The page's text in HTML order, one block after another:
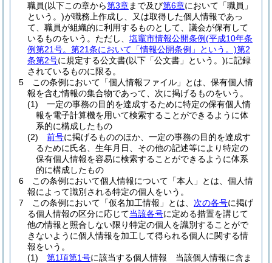
職員(以下この章から第3章まで及び第6章において「職員」
という。)が職務上作成し、又は取得した個人情報であっ
て、職員が組織的に利用するものとして、議会が保有して
いるものをいう。 ただし、 塩竈市情報公開条例(平成10年条
例第21号。第21条において「情報公開条例」という。)第2
条第2号に規定する公文書(以下「公文書」という。)に記録
されているものに限る。
5
この条例において「個人情報ファイル」とは、保有個人情
報を含む情報の集合物であって、次に掲げるものをいう。
(1)
一定の事務の目的を達成するために特定の保有個人情
報を電子計算機を用いて検索することができるように体
系的に構成したもの
(2)
前号に掲げるもののほか、一定の事務の目的を達成す
るために氏名、生年月日、その他の記述等により特定の
保有個人情報を容易に検索することができるように体系
的に構成したもの
6
この条例において個人情報について「本人」とは、個人情
報によって識別される特定の個人をいう。
7
この条例において「仮名加工情報」とは、 次の各号に掲げ
る個人情報の区分に応じて当該各号に定める措置を講じて
他の情報と照合しない限り特定の個人を識別することがで
きないように個人情報を加工して得られる個人に関する情
報をいう。
(1)
第1項第1号に該当する個人情報 当該個人情報に含ま